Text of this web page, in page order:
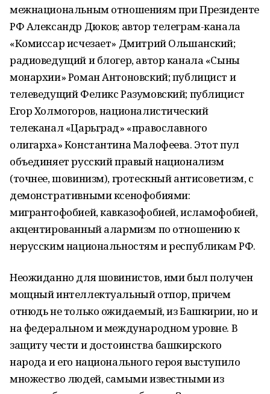
межнациональным отношениям при Президенте
РФ Александр Дюков; автор телеграм-канала
«Комиссар исчезает» Дмитрий Ольшанский;
радиоведущий и блогер, автор канала «Сыны
монархии» Роман Антоновский; публицист и
телеведущий Феликс Разумовский; публицист
Егор Холмогоров, националистический
телеканал «Царьград» «православного
олигарха» Константина Малофеева. Этот пул
объединяет русский правый национализм
(точнее, шовинизм), гротескный антисоветизм, с
демонстративными ксенофобиями:
мигрантофобией, кавказофобией, исламофобией,
акцентированный алармизм по отношению к
нерусским национальностям и республикам РФ.
Неожиданно для шовинистов, ими был получен
мощный интеллектуальный отпор, причем
отнюдь не только ожидаемый, из Башкирии, но и
на федеральном и международном уровне. В
защиту чести и достоинства башкирского
народа и его национального героя выступило
множество людей, самыми известными из